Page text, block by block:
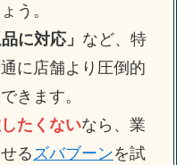
う。
に対応」 など、特
に店舗より圧倒的
きます。
たくないなら、業
る ズバブーンを試